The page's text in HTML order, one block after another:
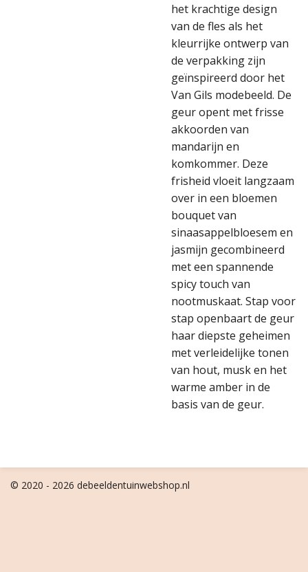
het krachtige design
van de fles als het
kleurrijke ontwerp van
de verpakking zijn
geïnspireerd door het
Van Gils modebeeld. De
geur opent met frisse
akkoorden van
mandarijn en
komkommer. Deze
frisheid vloeit langzaam
over in een bloemen
bouquet van
sinaasappelbloesem en
jasmijn gecombineerd
met een spannende
spicy touch van
nootmuskaat. Stap voor
stap openbaart de geur
haar diepste geheimen
met verleidelijke tonen
van hout, musk en het
warme amber in de
basis van de geur.
© 2020 - 2026 debeeldentuinwebshop.nl